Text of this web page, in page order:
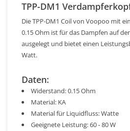
TPP-DM1
Die TPP-DM1 Coil von Voopoo mit
0.15 Ohm ist für das Dampfen auf
ausgelegt und bietet einen
Watt.
Daten:
Widerstand: 0.15 Ohm
Material: KA
Material für Liquidfluss: Watte
Geeignete Leistung: 60 - 80 W